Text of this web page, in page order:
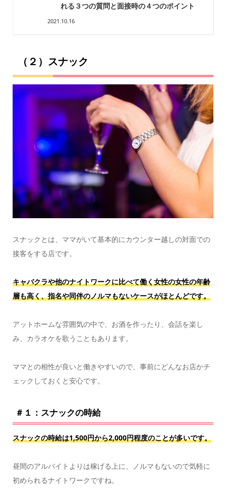
れる３つの質問と面接時の４つのポイント
2021.10.16
（２）スナック
スナックとは、ママがいて基本的にカウンター越しの対面での
接客をする店です。
キャバクラや他のナイトワークに比べて働く女性の女性の年齢
層も高く、指名や同伴のノルマもないケースがほとんどです。
アットホームな雰囲気の中で、お酒を作ったり、会話を楽し
み、カラオケを歌うこともあります。
ママとの相性が良いと働きやすいので、事前にどんなお店かチ
ェックしておくと安心です。
＃１：スナックの時給
スナックの時給は1,500円から2,000円程度のことが多いです。
昼間のアルバイトよりは稼げる上に、ノルマもないので気軽に
初められるナイトワークですね。